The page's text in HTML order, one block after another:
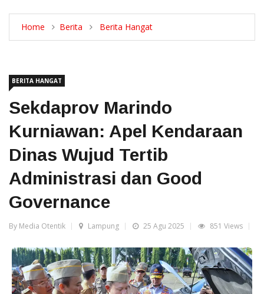
Home Berita Berita Hangat
BERITA HANGAT
Sekdaprov Marindo
Kurniawan: Apel Kendaraan
Dinas Wujud Tertib
Administrasi dan Good
Governance
By Media Otentik Lampung 25 Agu 2025 851 Views